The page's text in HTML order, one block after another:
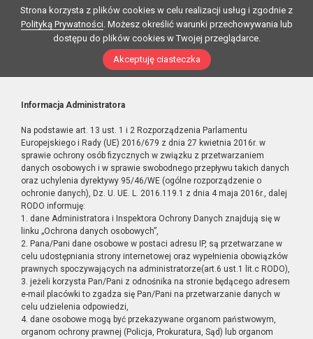
Strona korzysta z plików cookies w celu realizacji usług i zgodnie z
Polityką Prywatności. Możesz określić warunki przechowywania lub
dostępu do plików cookies w Twojej przeglądarce.
Akceptuję ciasteczka
Informacja Administratora
Na podstawie art. 13 ust. 1 i 2 Rozporządzenia Parlamentu
Europejskiego i Rady (UE) 2016/679 z dnia 27 kwietnia 2016r. w
sprawie ochrony osób fizycznych w związku z przetwarzaniem
danych osobowych i w sprawie swobodnego przepływu takich danych
oraz uchylenia dyrektywy 95/46/WE (ogólne rozporządzenie o
ochronie danych), Dz. U. UE. L. 2016.119.1 z dnia 4 maja 2016r., dalej
RODO informuję:
1. dane Administratora i Inspektora Ochrony Danych znajdują się w
linku „Ochrona danych osobowych”,
2. Pana/Pani dane osobowe w postaci adresu IP, są przetwarzane w
celu udostępniania strony internetowej oraz wypełnienia obowiązków
prawnych spoczywających na administratorze(art.6 ust.1 lit.c RODO),
3. jeżeli korzysta Pan/Pani z odnośnika na stronie będącego adresem
e-mail placówki to zgadza się Pan/Pani na przetwarzanie danych w
celu udzielenia odpowiedzi,
4. dane osobowe mogą być przekazywane organom państwowym,
organom ochrony prawnej (Policja, Prokuratura, Sąd) lub organom